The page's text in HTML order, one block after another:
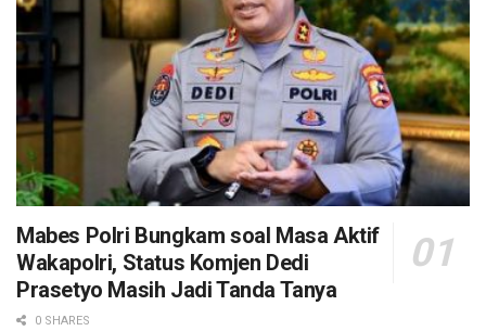
Mabes Polri Bungkam soal Masa Aktif
Wakapolri, Status Komjen Dedi
Prasetyo Masih Jadi Tanda Tanya
0 SHARES